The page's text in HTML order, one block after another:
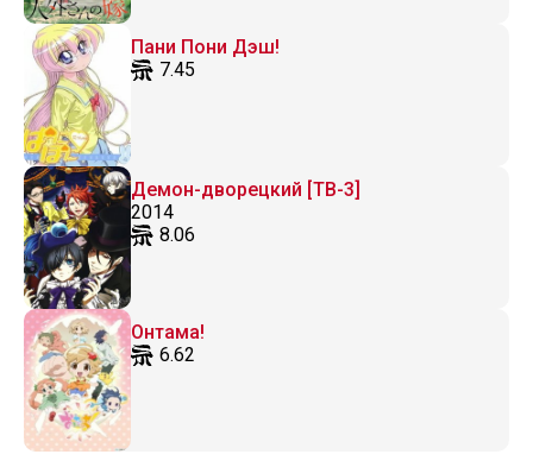
Пани Пони Дэш!
7.45
Демон-дворецкий [ТВ-3]
2014
8.06
Онтама!
6.62